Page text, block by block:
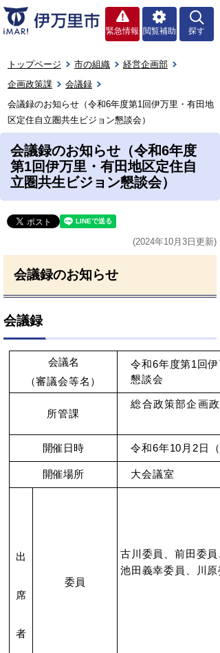
緊急情報 閲覧補助 探す
トップページ 市の組織
経営企画部
企画政策課
会議録
会議録のお知らせ（令和6年度第1回伊万里・有田地
区定住自立圏共生ビジョン懇談会）
会議録のお知らせ（令和6年度
第1回伊万里・有田地区定住自
立圏共生ビジョン懇談会）
(2024年10月3日更新)
会議録のお知らせ
会議録
会議名
（審議会等名）
令和6年度第1回
懇談会
所管課
総合政策部企画政
開催日時 令和6年10月2日
開催場所 大会議室
出
席
者
委員
古川委員、前田委
池田義幸委員、川原